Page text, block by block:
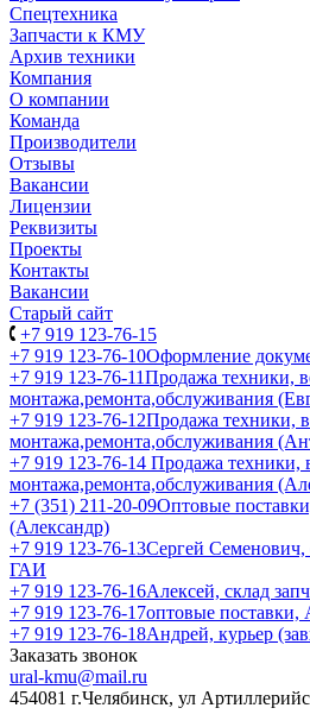
Спецтехника
Запчасти к КМУ
Архив техники
Компания
О компании
Команда
Производители
Отзывы
Вакансии
Лицензии
Реквизиты
Проекты
Контакты
Вакансии
Старый сайт
+7 919 123-76-15
+7 919 123-76-10Оформление
+7 919 123-76-11Продажа техники,
монтажа,ремонта,обслуживания
+7 919 123-76-12Продажа техники,
монтажа,ремонта,обслуживания
+7 919 123-76-14 Продажа техники,
монтажа,ремонта,обслуживания
+7 (351) 211-20-09Оптовые
(Александр)
+7 919 123-76-13Сергей
ГАИ
+7 919 123-76-16Алексей, склад
+7 919 123-76-17оптовые поставки,
+7 919 123-76-18Андрей, курьер
Заказать звонок
ural-kmu@mail.ru
454081 г.Челябинск, ул